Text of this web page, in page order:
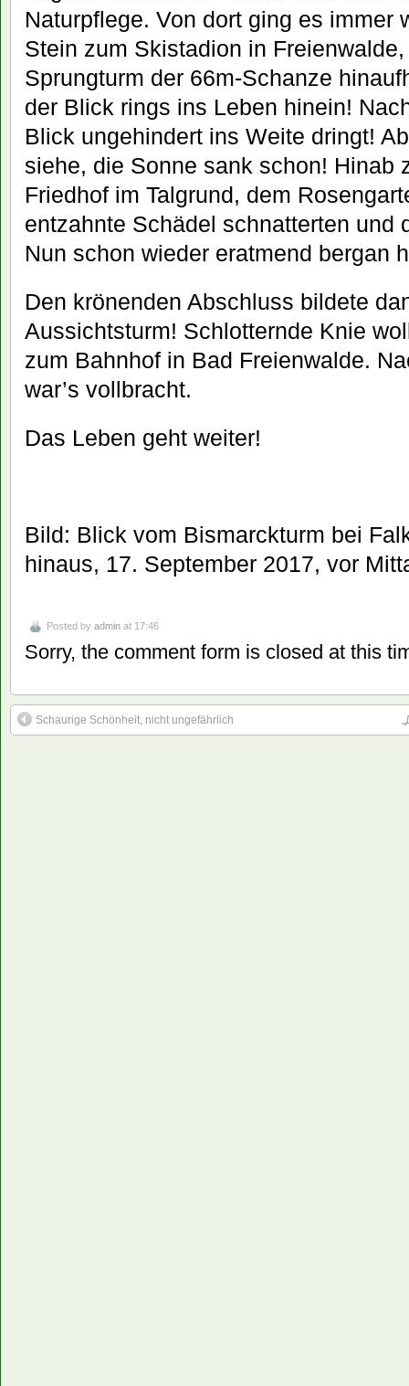
Naturpflege. Von dort ging es immer
Stein zum Skistadion in
Sprungturm der 66m-Schanze
der Blick rings ins Leben hinein!
Blick ungehindert ins Weite dringt!
siehe, die Sonne sank schon! Hinab
Friedhof im Talgrund, dem
entzahnte Schädel schnatterten und
Nun schon wieder eratmend bergan
Den krönenden Abschluss bildete
Aussichtsturm! Schlotternde Knie
zum Bahnhof in Bad Freienwalde.
war’s vollbracht.
Das Leben geht weiter!
Bild: Blick vom Bismarckturm bei
hinaus, 17. September 2017, vor
Posted by admin at 17:46
Sorry, the comment form is closed at this
Schaurige Schönheit, nicht ungefährlich